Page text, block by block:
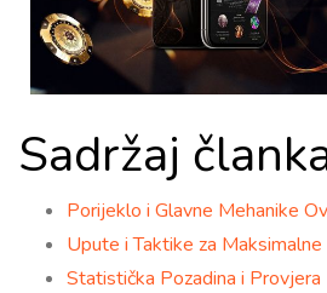
Sadržaj
Porijeklo i Glavne Mehanike
Upute i Taktike za
Statistička Pozadina i Provjera